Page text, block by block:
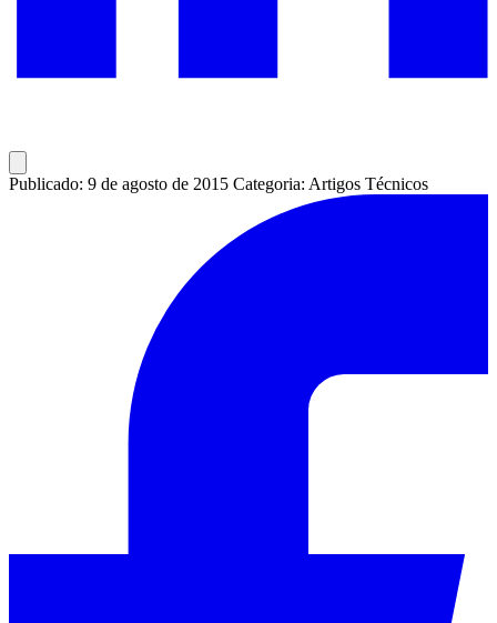
Publicado: 9 de agosto de 2015 Categoria: Artigos Técnicos